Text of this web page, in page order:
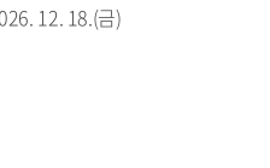
12. 18.(금)